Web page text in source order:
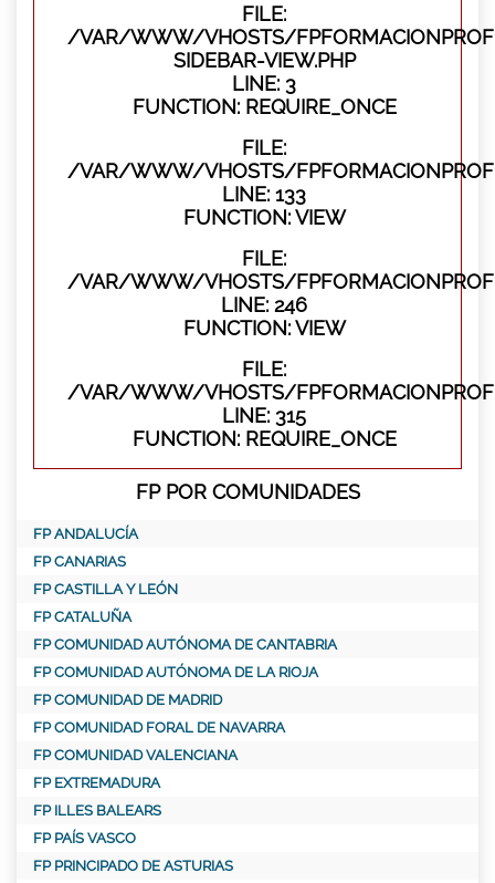
FILE:
/VAR/WWW/VHOSTS/
SIDEBAR-VIEW.PHP
LINE: 3
FUNCTION: REQUIRE_ONCE
FILE:
/VAR/WWW/VHOSTS/
LINE: 133
FUNCTION: VIEW
FILE:
/VAR/WWW/VHOSTS/
LINE: 246
FUNCTION: VIEW
FILE:
/VAR/WWW/VHOSTS/
LINE: 315
FUNCTION: REQUIRE_ONCE
FP POR COMUNIDADES
FP ANDALUCÍA
FP CANARIAS
FP CASTILLA Y LEÓN
FP CATALUÑA
FP COMUNIDAD AUTÓNOMA DE CANTABRIA
FP COMUNIDAD AUTÓNOMA DE LA RIOJA
FP COMUNIDAD DE MADRID
FP COMUNIDAD FORAL DE NAVARRA
FP COMUNIDAD VALENCIANA
FP EXTREMADURA
FP ILLES BALEARS
FP PAÍS VASCO
FP PRINCIPADO DE ASTURIAS